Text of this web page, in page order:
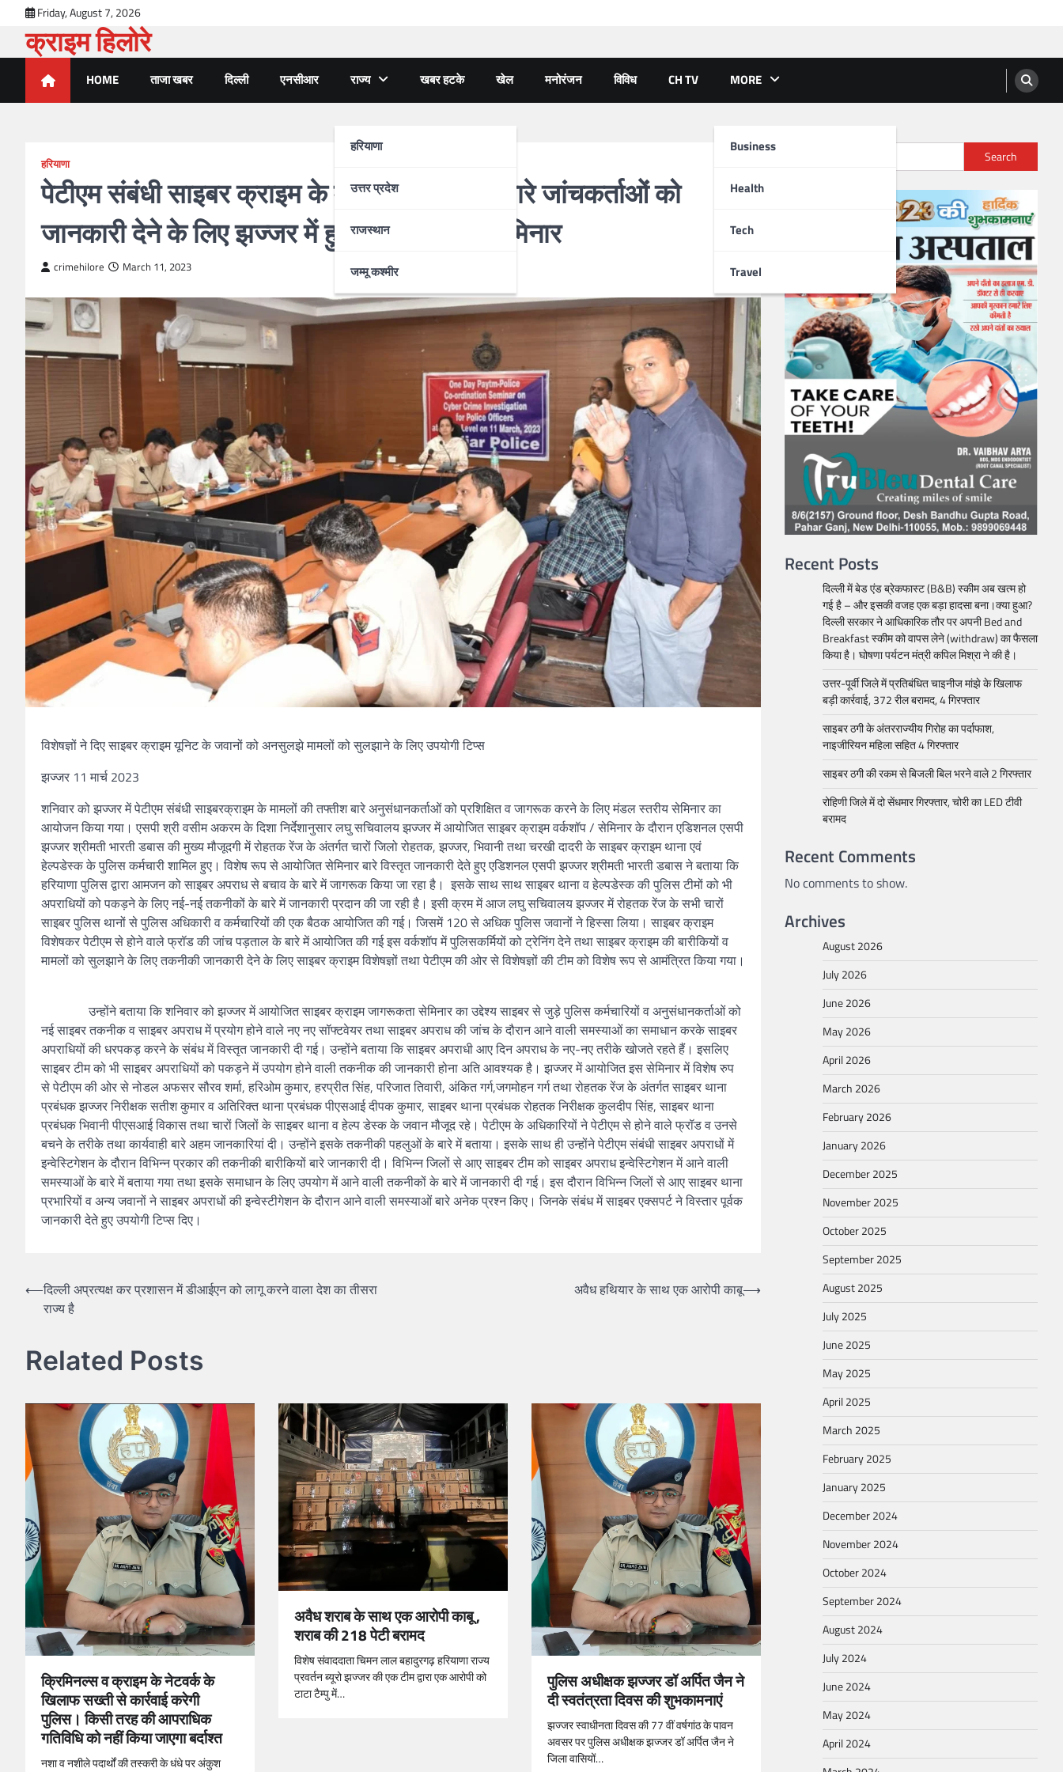
content
Friday, August 7, 2026
क्राइम हिलोरे
HOME ताजा खबर दिल्ली एनसीआर राज्य
हरियाणा
उत्तर प्रदेश
राजस्थान
जम्मू कश्मीर
खबर हटके खेल मनोरंजन विविध CH TV MORE
Business
Health
Tech
Travel
हरियाणा
पेटीएम संबंधी साइबर क्राइम के मामलों की तफ्तीश बारे जांचकर्ताओं को
जानकारी देने के लिए झज्जर में हुआ मंडल स्तरीय सेमिनार
crimehilore March 11, 2023
विशेषज्ञों ने दिए साइबर क्राइम यूनिट के जवानों को अनसुलझे मामलों को सुलझाने के लिए उपयोगी टिप्स
झज्जर 11 मार्च 2023
शनिवार को झज्जर में पेटीएम संबंधी साइबरक्राइम के मामलों की तफ्तीश बारे अनुसंधानकर्ताओं को प्रशिक्षित व जागरूक करने के लिए मंडल स्तरीय सेमिनार का
आयोजन किया गया। एसपी श्री वसीम अकरम के दिशा निर्देशानुसार लघु सचिवालय झज्जर में आयोजित साइबर क्राइम वर्कशॉप / सेमिनार के दौरान एडिशनल एसपी
झज्जर श्रीमती भारती डबास की मुख्य मौजूदगी में रोहतक रेंज के अंतर्गत चारों जिलो रोहतक, झज्जर, भिवानी तथा चरखी दादरी के साइबर क्राइम थाना एवं
हेल्पडेस्क के पुलिस कर्मचारी शामिल हुए। विशेष रूप से आयोजित सेमिनार बारे विस्तृत जानकारी देते हुए एडिशनल एसपी झज्जर श्रीमती भारती डबास ने बताया कि
हरियाणा पुलिस द्वारा आमजन को साइबर अपराध से बचाव के बारे में जागरूक किया जा रहा है। इसके साथ साथ साइबर थाना व हेल्पडेस्क की पुलिस टीमों को भी
अपराधियों को पकड़ने के लिए नई-नई तकनीकों के बारे में जानकारी प्रदान की जा रही है। इसी क्रम में आज लघु सचिवालय झज्जर में रोहतक रेंज के सभी चारों
साइबर पुलिस थानों से पुलिस अधिकारी व कर्मचारियों की एक बैठक आयोजित की गई। जिसमें 120 से अधिक पुलिस जवानों ने हिस्सा लिया। साइबर क्राइम
विशेषकर पेटीएम से होने वाले फ्रॉड की जांच पड़ताल के बारे में आयोजित की गई इस वर्कशॉप में पुलिसकर्मियों को ट्रेनिंग देने तथा साइबर क्राइम की बारीकियों व
मामलों को सुलझाने के लिए तकनीकी जानकारी देने के लिए साइबर क्राइम विशेषज्ञों तथा पेटीएम की ओर से विशेषज्ञों की टीम को विशेष रूप से आमंत्रित किया गया।
उन्होंने बताया कि शनिवार को झज्जर में आयोजित साइबर क्राइम जागरूकता सेमिनार का उद्देश्य साइबर से जुड़े पुलिस कर्मचारियों व अनुसंधानकर्ताओं को
नई साइबर तकनीक व साइबर अपराध में प्रयोग होने वाले नए नए सॉफ्टवेयर तथा साइबर अपराध की जांच के दौरान आने वाली समस्याओं का समाधान करके साइबर
अपराधियों की धरपकड़ करने के संबंध में विस्तृत जानकारी दी गई। उन्होंने बताया कि साइबर अपराधी आए दिन अपराध के नए-नए तरीके खोजते रहते हैं। इसलिए
साइबर टीम को भी साइबर अपराधियों को पकड़ने में उपयोग होने वाली तकनीक की जानकारी होना अति आवश्यक है। झज्जर में आयोजित इस सेमिनार में विशेष रुप
से पेटीएम की ओर से नोडल अफसर सौरव शर्मा, हरिओम कुमार, हरप्रीत सिंह, परिजात तिवारी, अंकित गर्ग,जगमोहन गर्ग तथा रोहतक रेंज के अंतर्गत साइबर थाना
प्रबंधक झज्जर निरीक्षक सतीश कुमार व अतिरिक्त थाना प्रबंधक पीएसआई दीपक कुमार, साइबर थाना प्रबंधक रोहतक निरीक्षक कुलदीप सिंह, साइबर थाना
प्रबंधक भिवानी पीएसआई विकास तथा चारों जिलों के साइबर थाना व हेल्प डेस्क के जवान मौजूद रहे। पेटीएम के अधिकारियों ने पेटीएम से होने वाले फ्रॉड व उनसे
बचने के तरीके तथा कार्यवाही बारे अहम जानकारियां दी। उन्होंने इसके तकनीकी पहलुओं के बारे में बताया। इसके साथ ही उन्होंने पेटीएम संबंधी साइबर अपराधों में
इन्वेस्टिगेशन के दौरान विभिन्न प्रकार की तकनीकी बारीकियों बारे जानकारी दी। विभिन्न जिलों से आए साइबर टीम को साइबर अपराध इन्वेस्टिगेशन में आने वाली
समस्याओं के बारे में बताया गया तथा इसके समाधान के लिए उपयोग में आने वाली तकनीकों के बारे में जानकारी दी गई। इस दौरान विभिन्न जिलों से आए साइबर थाना
प्रभारियों व अन्य जवानों ने साइबर अपराधों की इन्वेस्टीगेशन के दौरान आने वाली समस्याओं बारे अनेक प्रश्न किए। जिनके संबंध में साइबर एक्सपर्ट ने विस्तार पूर्वक
जानकारी देते हुए उपयोगी टिप्स दिए।
Post
navigation
⟵दिल्ली अप्रत्यक्ष कर प्रशासन में डीआईएन को लागू करने वाला देश का तीसरा
राज्य है
अवैध हथियार के साथ एक आरोपी काबू⟶
Related Posts
क्रिमिनल्स व क्राइम के नेटवर्क के
खिलाफ सख्ती से कार्रवाई करेगी
पुलिस। किसी तरह की आपराधिक
गतिविधि को नहीं किया जाएगा बर्दाश्त
नशा व नशीले पदार्थों की तस्करी के धंधे पर अंकुश
अवैध शराब के साथ एक आरोपी काबू ,
शराब की 218 पेटी बरामद
विशेष संवाददाता चिमन लाल बहादुरगढ़ हरियाणा राज्य
प्रवर्तन ब्यूरो झज्जर की एक टीम द्वारा एक आरोपी को
टाटा टैम्पु में…
पुलिस अधीक्षक झज्जर डॉ अर्पित जैन ने
दी स्वतंत्रता दिवस की शुभकामनाएं
झज्जर स्वाधीनता दिवस की 77 वीं वर्षगांठ के पावन
अवसर पर पुलिस अधीक्षक झज्जर डॉ अर्पित जैन ने
जिला वासियों…
Search
Recent Posts
दिल्ली में बेड एंड ब्रेकफास्ट (B&B) स्कीम अब खत्म हो
गई है – और इसकी वजह एक बड़ा हादसा बना।क्या हुआ?
दिल्ली सरकार ने आधिकारिक तौर पर अपनी Bed and
Breakfast स्कीम को वापस लेने (withdraw) का फैसला
किया है। घोषणा पर्यटन मंत्री कपिल मिश्रा ने की है।
उत्तर-पूर्वी जिले में प्रतिबंधित चाइनीज मांझे के खिलाफ
बड़ी कार्रवाई, 372 रील बरामद, 4 गिरफ्तार
साइबर ठगी के अंतरराज्यीय गिरोह का पर्दाफाश,
नाइजीरियन महिला सहित 4 गिरफ्तार
साइबर ठगी की रकम से बिजली बिल भरने वाले 2 गिरफ्तार
रोहिणी जिले में दो सेंधमार गिरफ्तार, चोरी का LED टीवी
बरामद
Recent Comments
No comments to show.
Archives
August 2026
July 2026
June 2026
May 2026
April 2026
March 2026
February 2026
January 2026
December 2025
November 2025
October 2025
September 2025
August 2025
July 2025
June 2025
May 2025
April 2025
March 2025
February 2025
January 2025
December 2024
November 2024
October 2024
September 2024
August 2024
July 2024
June 2024
May 2024
April 2024